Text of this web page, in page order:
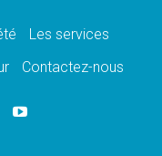
de prière pour la
à Séoul: «c'est
Les services
Contactez-nous